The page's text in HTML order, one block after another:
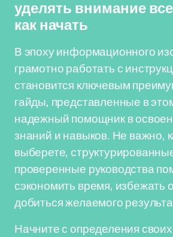
уделять внимание
как начать
В эпоху информационного
грамотно работать с
становится ключевым
гайды, представленные в
надежный помощник в
знаний и навыков. Не важно,
выберете,
проверенные руководства
сэкономить время, избежать
добиться желаемого
Начните с определения